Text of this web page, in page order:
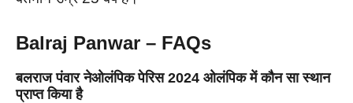
Balraj Panwar – FAQs
बलराज पंवार नेओलंपिक पेरिस 2024 ओलंपिक में कौन सा स्थान
प्राप्त किया है